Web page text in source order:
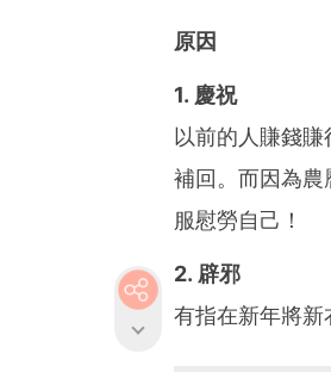
原因
1. 慶祝
以前的人賺錢
補回。而因為
服慰勞自己！
2. 辟邪
有指在新年將新